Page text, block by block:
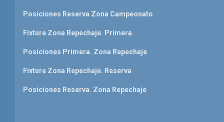
Posiciones Reserva Zona Campeonato
Fixture Zona Repechaje. Primera
Posiciones Primera. Zona Repechaje
Fixture Zona Repechaje. Reserva
Posiciones Reserva. Zona Repechaje